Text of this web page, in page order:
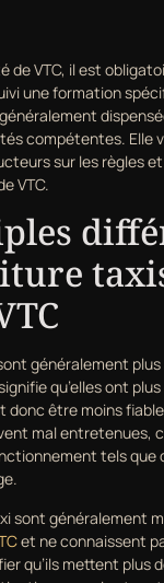
de VTC, il est
une formation
compétentes. Elle
sur les règles
VTC.
généralement
qu’elles ont
être moins
mal entretenues,
tels que
sont généralement
et ne connaissent
qu’ils mettent plus